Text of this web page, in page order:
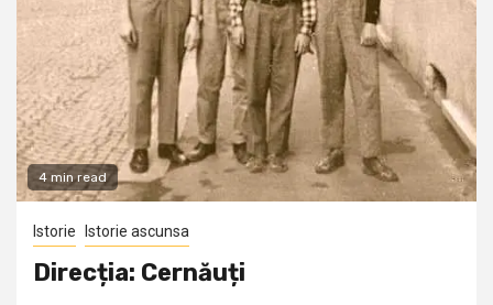
4 min read
Istorie Istorie ascunsa
Direcția: Cernăuți